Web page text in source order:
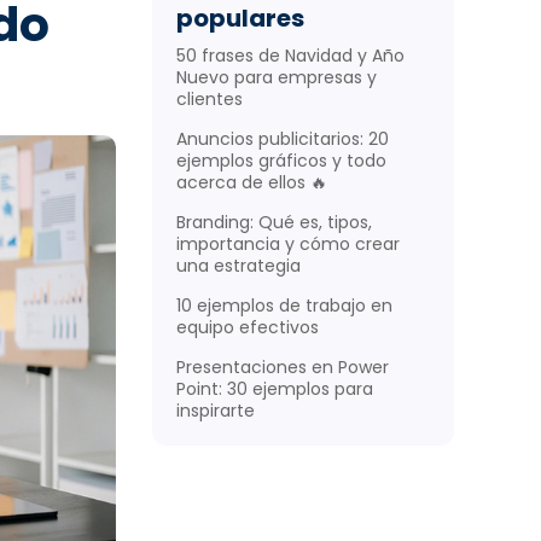
de
en cada
populares
50 frases de Navidad y Año
Nuevo para empresas y
clientes
Anuncios publicitarios: 20
ejemplos gráficos y todo
acerca de ellos 🔥
Branding: Qué es, tipos,
importancia y cómo crear
una estrategia
10 ejemplos de trabajo en
equipo efectivos
Presentaciones en Power
Point: 30 ejemplos para
inspirarte